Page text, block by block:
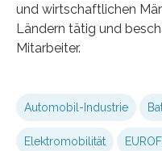
und wirtschaftlichen
Ländern tätig und
Mitarbeiter.
Automobil-Industrie
Elektromobilität